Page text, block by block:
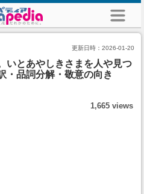
更新日時： 2026-01-20
いとあやしきさまを人や見つ
・品詞分解・敬意の向き
1,665 views